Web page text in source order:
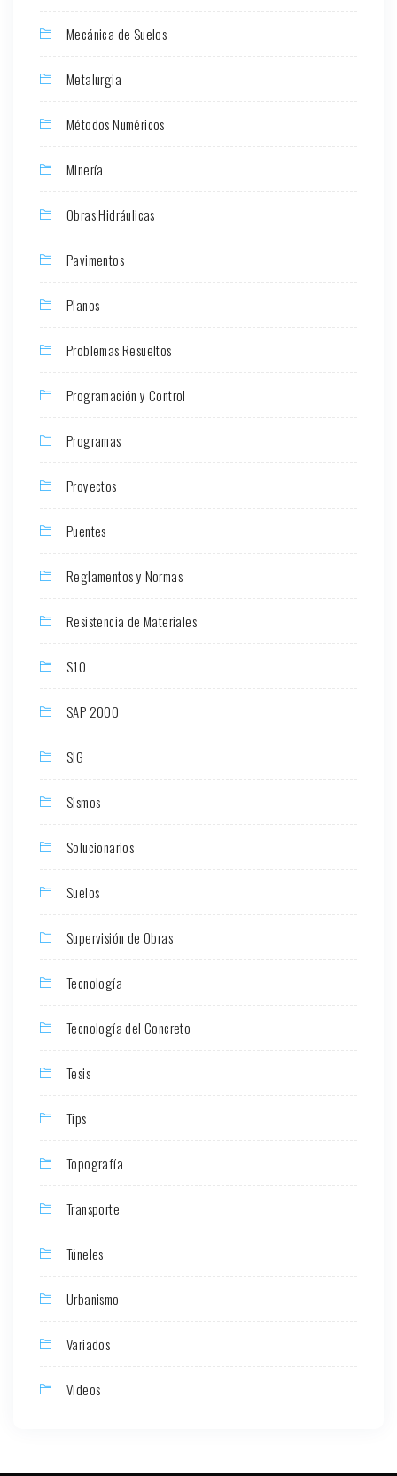
Mecánica de Suelos
Metalurgia
Métodos Numéricos
Minería
Obras Hidráulicas
Pavimentos
Planos
Problemas Resueltos
Programación y Control
Programas
Proyectos
Puentes
Reglamentos y Normas
Resistencia de Materiales
S10
SAP 2000
SIG
Sismos
Solucionarios
Suelos
Supervisión de Obras
Tecnología
Tecnología del Concreto
Tesis
Tips
Topografía
Transporte
Túneles
Urbanismo
Variados
Videos